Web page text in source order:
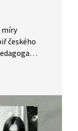
míry
českého